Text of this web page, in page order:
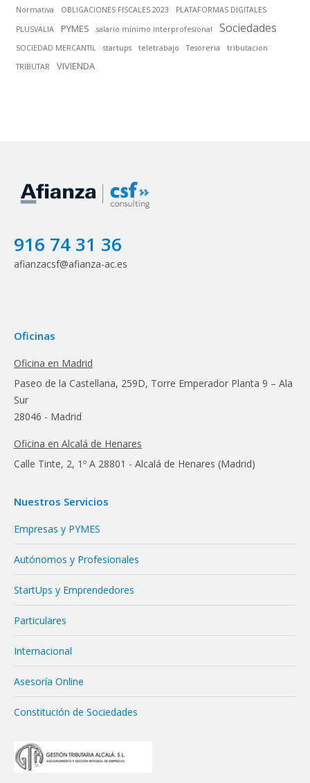
Normativa
OBLIGACIONES FISCALES 2023
PLATAFORMAS DIGITALES
PLUSVALIA
PYMES salario mínimo interprofesional Sociedades
SOCIEDAD MERCANTIL startups teletrabajo Tesoreria
tributacion
TRIBUTAR
VIVIENDA
916 74 31 36
afianzacsf@afianza-ac.es
Oficinas
Oficina en Madrid
Paseo de la Castellana, 259D, Torre Emperador Planta 9 – Ala
Sur
28046 - Madrid
Oficina en Alcalá de Henares
Calle Tinte, 2, 1º A 28801 - Alcalá de Henares (Madrid)
Nuestros Servicios
Empresas y PYMES
Autónomos y Profesionales
StartUps y Emprendedores
Particulares
Internacional
Asesoría Online
Constitución de Sociedades